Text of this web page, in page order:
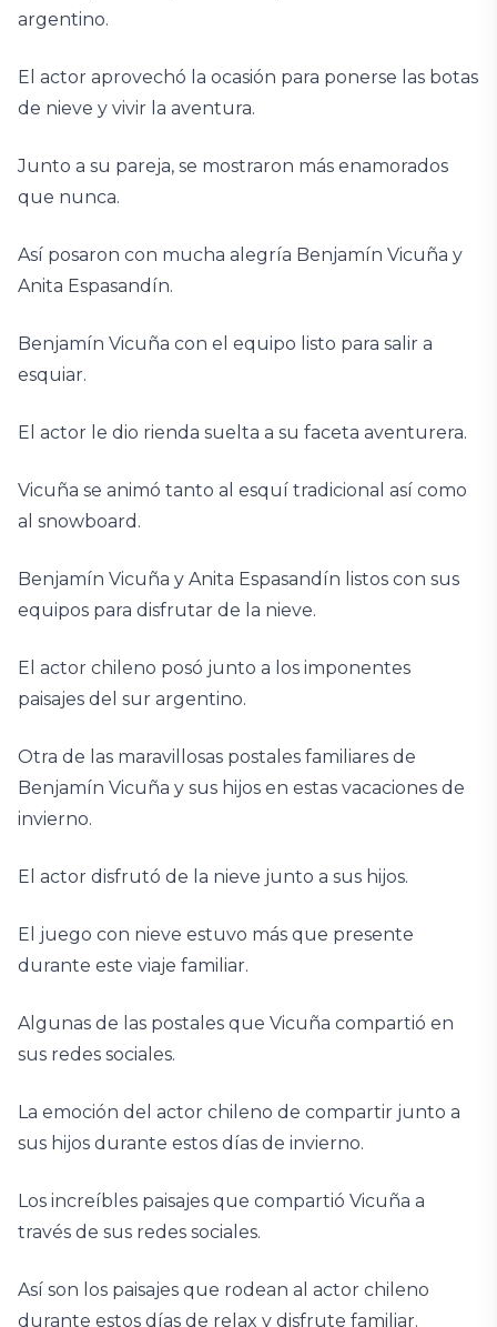
argentino.
El actor aprovechó la ocasión para ponerse las botas
de nieve y vivir la aventura.
Junto a su pareja, se mostraron más enamorados
que nunca.
Así posaron con mucha alegría Benjamín Vicuña y
Anita Espasandín.
Benjamín Vicuña con el equipo listo para salir a
esquiar.
El actor le dio rienda suelta a su faceta aventurera.
Vicuña se animó tanto al esquí tradicional así como
al snowboard.
Benjamín Vicuña y Anita Espasandín listos con sus
equipos para disfrutar de la nieve.
El actor chileno posó junto a los imponentes
paisajes del sur argentino.
Otra de las maravillosas postales familiares de
Benjamín Vicuña y sus hijos en estas vacaciones de
invierno.
El actor disfrutó de la nieve junto a sus hijos.
El juego con nieve estuvo más que presente
durante este viaje familiar.
Algunas de las postales que Vicuña compartió en
sus redes sociales.
La emoción del actor chileno de compartir junto a
sus hijos durante estos días de invierno.
Los increíbles paisajes que compartió Vicuña a
través de sus redes sociales.
Así son los paisajes que rodean al actor chileno
durante estos días de relax y disfrute familiar.